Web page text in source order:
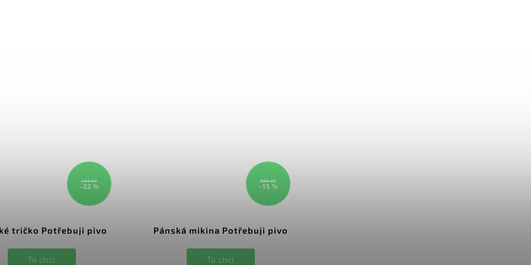
550 Kč
–22 %
tričko Potřebuji pivo
To chci
890 Kč
–15 %
Pánská mikina Potřebuji pivo
To chci